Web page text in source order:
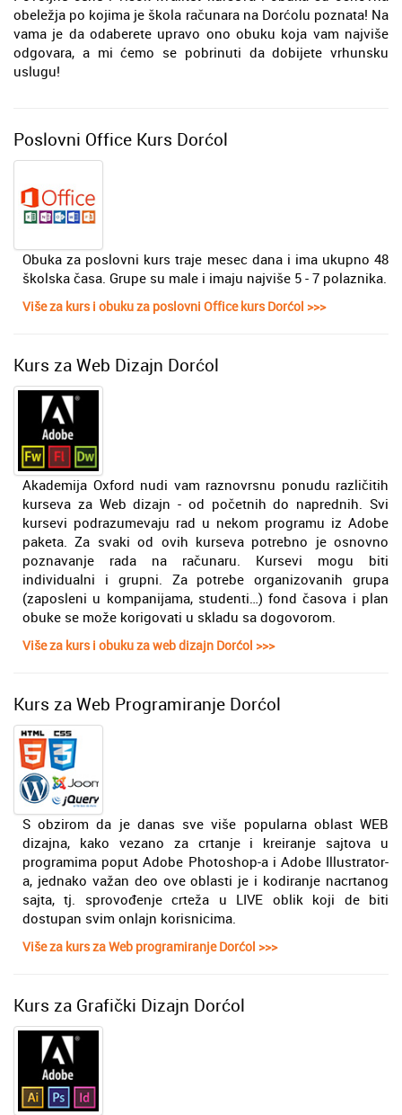
obeležja po kojima je škola računara na Dorćolu poznata! Na
vama je da odaberete upravo ono obuku koja vam najviše
odgovara, a mi ćemo se pobrinuti da dobijete vrhunsku
uslugu!
Poslovni Office Kurs Dorćol
Obuka za poslovni kurs trаje mesec dana i ima ukupno 48
školska čаsa. Grupe su male i imaju najviše 5 - 7 polaznika.
Više za kurs i obuku za poslovni Office kurs Dorćol >>>
Kurs za Web Dizajn Dorćol
Akademija Oxford nudi vam raznovrsnu ponudu različitih
kurseva za Web dizajn - od početnih do naprednih. Svi
kursevi podrazumevaju rad u nekom programu iz Adobe
paketa. Za svaki od ovih kurseva potrebno je osnovno
poznavanje rada na računaru. Kursevi mogu biti
individualni i grupni. Za potrebe organizovanih grupa
(zaposleni u kompanijama, studenti…) fond časova i plan
obuke se može korigovati u skladu sa dogovorom.
Više za kurs i obuku za web dizajn Dorćol >>>
Kurs za Web Programiranje Dorćol
S obzirom da je danas sve više popularna oblast WEB
dizajna, kako vezano za crtanje i kreiranje sajtova u
programima poput Adobe Photoshop-a i Adobe Illustrator-
a, jednako važan deo ove oblasti je i kodiranje nacrtanog
sajta, tj. sprovođenje crteža u LIVE oblik koji de biti
dostupan svim onlajn korisnicima.
Više za kurs za Web programiranje Dorćol >>>
Kurs za Grafički Dizajn Dorćol